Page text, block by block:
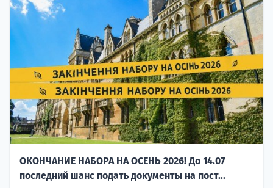
ОКОНЧАНИЕ НАБОРА НА ОСЕНЬ 2026! До 14.07
последний шанс подать документы на пост...